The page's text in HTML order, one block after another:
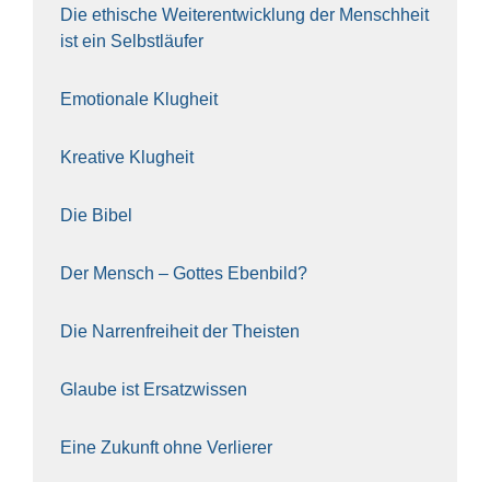
Die ethi­sche Wei­ter­ent­wick­lung der Mensch­heit
ist ein Selbst­läu­fer
Emo­tio­na­le Klug­heit
Krea­ti­ve Klug­heit
Die Bibel
Der Mensch – Got­tes Eben­bild?
Die Nar­ren­frei­heit der The­is­ten
Glau­be ist Ersatz­wis­sen
Eine Zukunft ohne Ver­lie­rer